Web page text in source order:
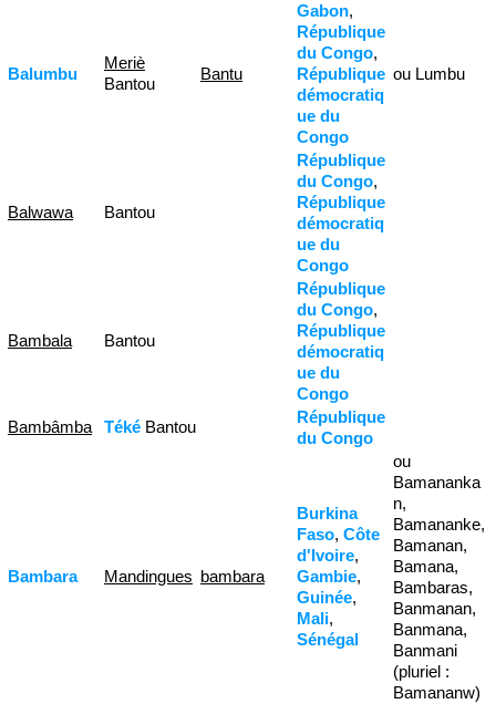
Balumbu
Meriè
Bantou
Bantu
Gabon,
République
du Congo,
République
démocratiq
ue du
Congo
ou Lumbu
Balwawa Bantou
République
du Congo,
République
démocratiq
ue du
Congo
Bambala Bantou
République
du Congo,
République
démocratiq
ue du
Congo
Bambâmba
Téké Bantou
République
du Congo
Bambara Mandingues bambara
Burkina
Faso, Côte
d'Ivoire,
Gambie,
Guinée,
Mali,
Sénégal
ou
Bamananka
n,
Bamananke,
Bamanan,
Bamana,
Bambaras,
Banmanan,
Banmana,
Banmani
(pluriel :
Bamananw)